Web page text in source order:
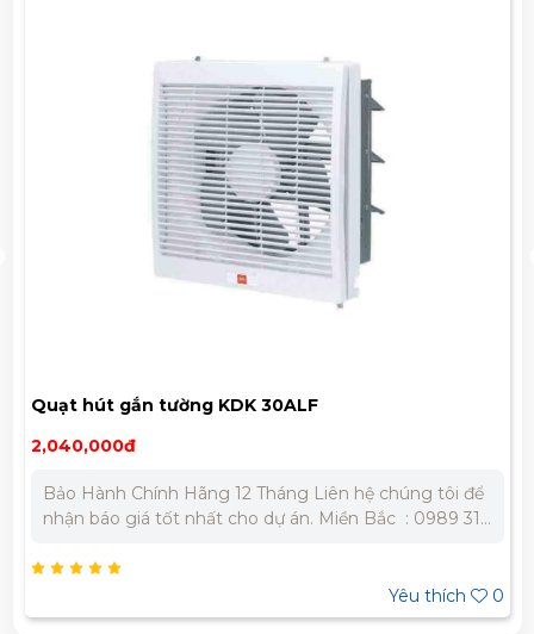
Quạt hút gắn tường KDK 30ALF
2,040,000đ
Bảo Hành Chính Hãng 12 Tháng Liên hệ chúng tôi để
nhận báo giá tốt nhất cho dự án. Miền Bắc : 0989 310
332 980
Yêu thích
0